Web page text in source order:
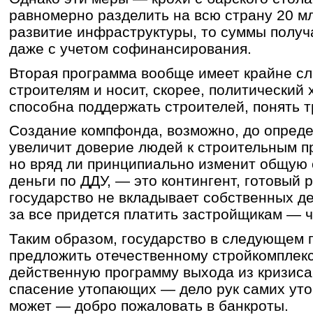
равномерно разделить на всю страну 20
развитие инфраструктуры, то суммы
даже с учетом софинансирования.
Вторая программа вообще имеет крайне
строителям и носит, скорее, политический
способна поддержать строителей, понять
Создание компфонда, возможно, до
увеличит доверие людей к строительным
но вряд ли принципиально изменит общую
деньги по ДДУ, — это контингент, готовый
государство не вкладывает собственных
за все придется платить застройщикам —
Таким образом, государство в следующем
предложить отечественному
действенную программу выхода из
спасение утопающих — дело рук самих
может — добро пожаловать в банкроты.